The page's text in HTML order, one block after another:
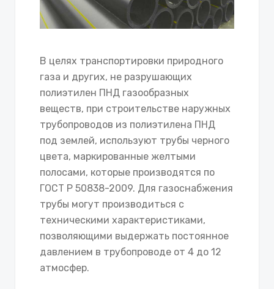
В целях транспортировки природного
газа и других, не разрушающих
полиэтилен ПНД газообразных
веществ, при строительстве наружных
трубопроводов из полиэтилена ПНД
под землей, используют трубы черного
цвета, маркированные желтыми
полосами, которые производятся по
ГОСТ Р 50838-2009. Для газоснабжения
трубы могут производиться с
техническими характеристиками,
позволяющими выдержать постоянное
давлением в трубопроводе от 4 до 12
атмосфер.